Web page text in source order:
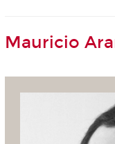
Mauricio